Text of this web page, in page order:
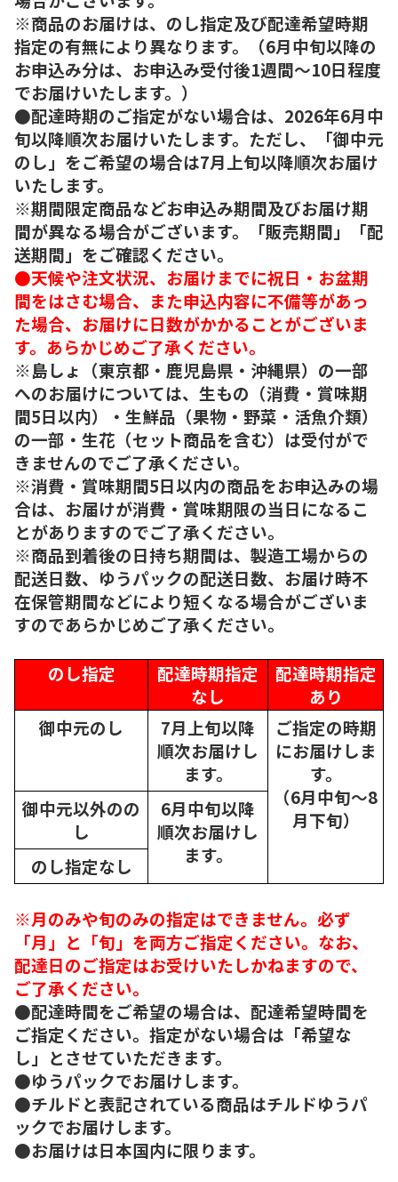
※商品のお届けは、のし指定及び配達希望時期
指定の有無により異なります。（6月中旬以降の
お申込み分は、お申込み受付後1週間～10日程度
でお届けいたします。）
●配達時期のご指定がない場合は、2026年6月中
旬以降順次お届けいたします。ただし、「御中元
のし」をご希望の場合は7月上旬以降順次お届け
いたします。
※期間限定商品などお申込み期間及びお届け期
間が異なる場合がございます。「販売期間」「配
送期間」をご確認ください。
●天候や注文状況、お届けまでに祝日・お盆期
間をはさむ場合、また申込内容に不備等があっ
た場合、お届けに日数がかかることがございま
す。あらかじめご了承ください。
※島しょ（東京都・鹿児島県・沖縄県）の一部
へのお届けについては、生もの（消費・賞味期
間5日以内）・生鮮品（果物・野菜・活魚介類）
の一部・生花（セット商品を含む）は受付がで
きませんのでご了承ください。
※消費・賞味期間5日以内の商品をお申込みの場
合は、お届けが消費・賞味期限の当日になるこ
とがありますのでご了承ください。
※商品到着後の日持ち期間は、製造工場からの
配送日数、ゆうパックの配送日数、お届け時不
在保管期間などにより短くなる場合がございま
すのであらかじめご了承ください。
のし指定
配達時期指定
なし
配達時期指定
あり
御中元のし
7月上旬以降
順次お届けし
ます。
ご指定の時期
にお届けしま
す。
（6月中旬～8
月下旬）
御中元以外のの
し
6月中旬以降
順次お届けし
ます。
のし指定なし
※月のみや旬のみの指定はできません。必ず
「月」と「旬」を両方ご指定ください。なお、
配達日のご指定はお受けいたしかねますので、
ご了承ください。
●配達時間をご希望の場合は、配達希望時間を
ご指定ください。指定がない場合は「希望な
し」とさせていただきます。
●ゆうパックでお届けします。
●チルドと表記されている商品はチルドゆうパ
ックでお届けします。
●お届けは日本国内に限ります。